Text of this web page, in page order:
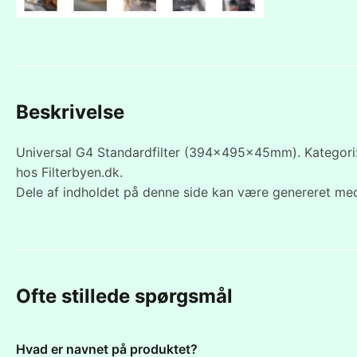
Beskrivelse
Universal G4 Standardfilter (394x495x45mm).
hos Filterbyen.dk.
Dele af indholdet på denne side kan være genereret
Ofte stillede spørgsmål
Hvad er navnet på produktet?